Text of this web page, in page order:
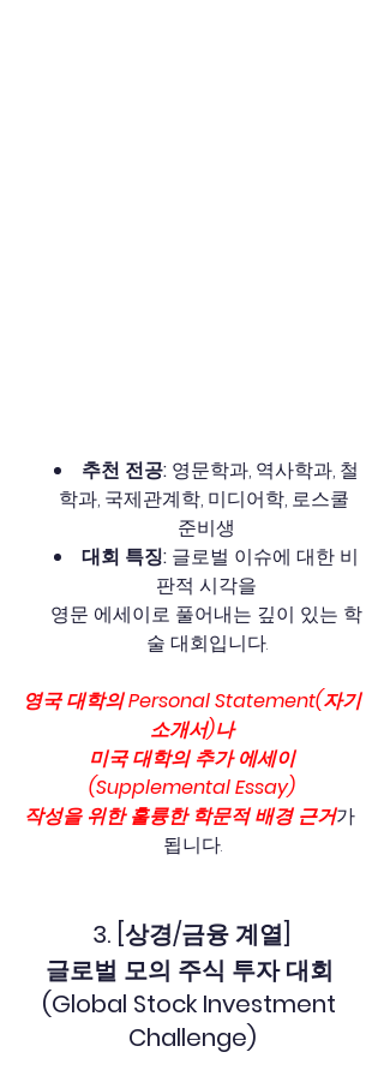
추천 전공: 영문학과, 역사학과, 철
학과, 국제관계학, 미디어학, 로스쿨
준비생
대회 특징: 글로벌 이슈에 대한 비
판적 시각을
영문 에세이로 풀어내는 깊이 있는 학
술 대회입니다.
영국 대학의 Personal Statement(자기
소개서)나
미국 대학의 추가 에세이
(Supplemental Essay)
작성을 위한 훌륭한 학문적 배경 근거가
됩니다.
3. [상경/금융 계열]
글로벌 모의 주식 투자 대회
(Global Stock Investment
Challenge)